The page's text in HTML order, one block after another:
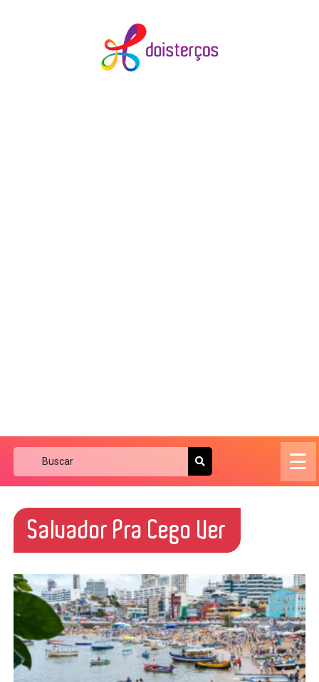
☰
Salvador Pra Cego Ver